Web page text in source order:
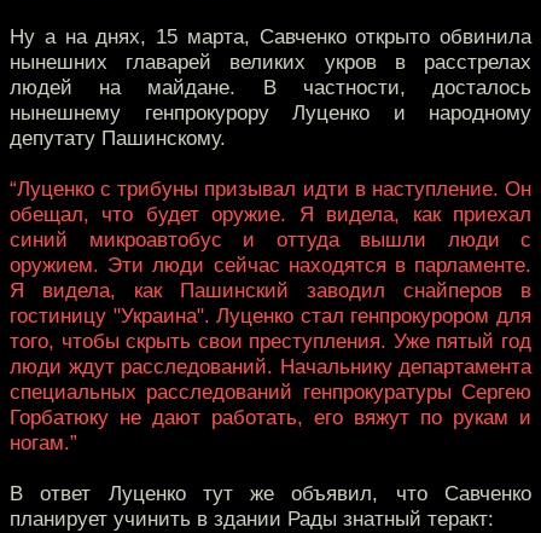
Ну а на днях, 15 марта, Савченко открыто обвинила
нынешних главарей великих укров в расстрелах
людей на майдане. В частности, досталось
нынешнему генпрокурору Луценко и народному
депутату Пашинскому.
“Луценко с трибуны призывал идти в наступление. Он
обещал, что будет оружие. Я видела, как приехал
синий микроавтобус и оттуда вышли люди с
оружием. Эти люди сейчас находятся в парламенте.
Я видела, как Пашинский заводил снайперов в
гостиницу "Украина". Луценко стал генпрокурором для
того, чтобы скрыть свои преступления. Уже пятый год
люди ждут расследований. Начальнику департамента
специальных расследований генпрокуратуры Сергею
Горбатюку не дают работать, его вяжут по рукам и
ногам.”
В ответ Луценко тут же объявил, что Савченко
планирует учинить в здании Рады знатный теракт: